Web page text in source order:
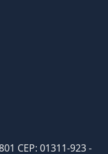
CEP: 01311-923 -